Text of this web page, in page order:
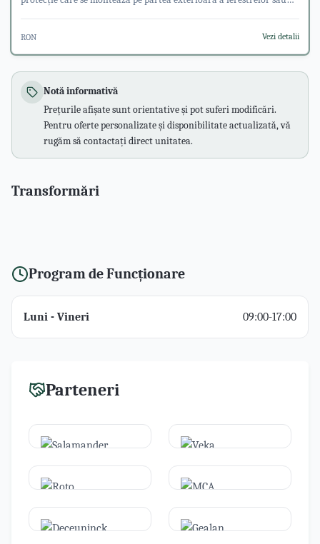
oferă multiple beneficii, inclusiv izolare termică, fonică, securitate
și protecție împotriva intemperiilor.
RON Vezi detalii
Notă informativă
Prețurile afișate sunt orientative și pot suferi modificări.
Pentru oferte personalizate și disponibilitate actualizată, vă
rugăm să contactați direct unitatea.
Transformări
Program de Funcționare
Luni - Vineri 09:00-17:00
Parteneri